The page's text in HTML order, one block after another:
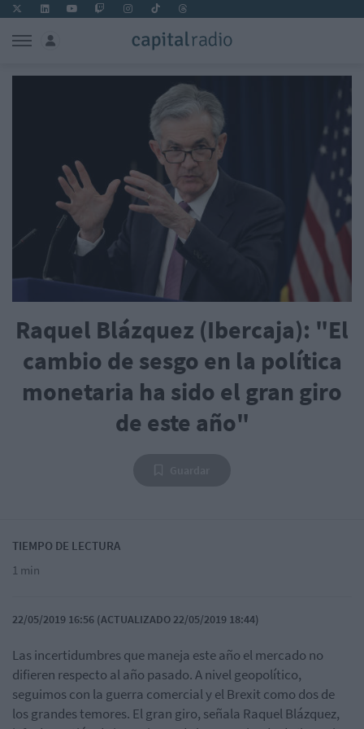
Raquel Blázquez (Ibercaja): "El
cambio de sesgo en la política
monetaria ha sido el gran giro
de este año"
TIEMPO DE LECTURA
1 min
22/05/2019 16:56 (ACTUALIZADO 22/05/2019 18:44)
Las incertidumbres que maneja este año el mercado no
difieren respecto al año pasado. A nivel geopolítico,
seguimos con la guerra comercial y el Brexit como dos de
los grandes temores. El gran giro, señala Raquel Blázquez,